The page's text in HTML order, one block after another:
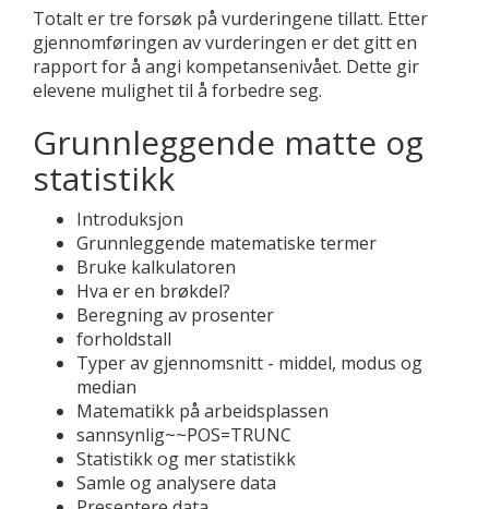
Totalt er tre forsøk på vurderingene tillatt. Etter
gjennomføringen av vurderingen er det gitt en
rapport for å angi kompetansenivået. Dette gir
elevene mulighet til å forbedre seg.
Grunnleggende matte og
statistikk
Introduksjon
Grunnleggende matematiske termer
Bruke kalkulatoren
Hva er en brøkdel?
Beregning av prosenter
forholdstall
Typer av gjennomsnitt - middel, modus og
median
Matematikk på arbeidsplassen
sannsynlig~~POS=TRUNC
Statistikk og mer statistikk
Samle og analysere data